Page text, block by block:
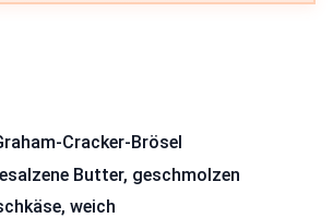
Cracker-Brösel
Butter, geschmolzen
weich